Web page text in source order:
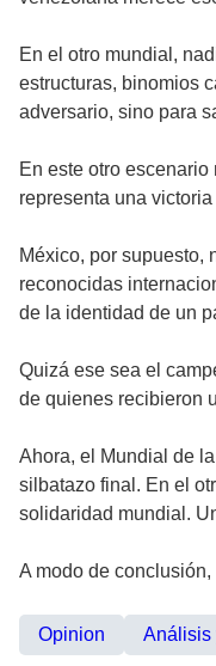
En el otro mundial,
estructuras, binomios
adversario, sino para
En este otro
representa una
México, por supuesto,
reconocidas
de la identidad de un
Quizá ese sea el
de quienes recibieron
Ahora, el Mundial de
silbatazo final. En el
solidaridad mundial.
A modo de
Opinion Análisis